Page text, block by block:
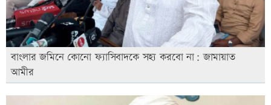
বাংলার জমিনে কোনো ফ্যাসিবাদকে সহ্য করবো না: জামায়াত
আমীর